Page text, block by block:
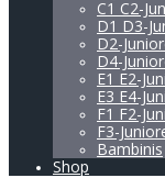
C1 C2-
D1 D3-
D2-
D4-
E1 E2-
E3 E4-
F1 F2-
F3-
Bambinis
Shop